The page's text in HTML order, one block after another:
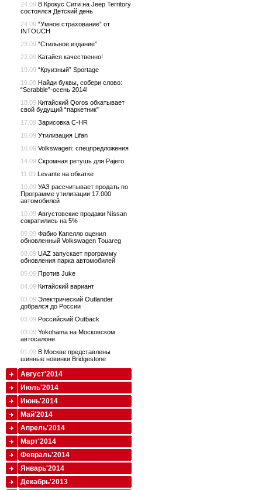
24.09 В Крокус Сити на Jeep Territory
состоялся Детский день
24.09 “Умное страхование” от
INTOUCH
23.09 “Стильное издание”
22.09 Катайся качественно!
19.09 “Круизный” Sportage
19.09 Найди буквы, собери слово:
“Scrabble”-осень 2014!
18.09 Китайский Qoros обкатывает
свой будущий “паркетник”
17.09 Зарисовка C-HR
16.09 Утилизация Lifan
16.09 Volkswagen: спецпредложения
14.09 Скромная ретушь для Pajero
11.09 Levante на обкатке
10.09 УАЗ рассчитывает продать по
Программе утилизации 17.000
автомобилей
10.09 Августовские продажи Nissan
сократились на 5%
09.09 Фабио Капелло оценил
обновленный Volkswagen Touareg
08.09 UAZ запускает программу
обновления парка автомобилей
05.09 Против Juke
04.09 Китайский вариант
03.09 Электрический Outlander
добрался до России
03.09 Российский Outback
03.09 Yokohama на Московском
автосалоне
01.09 В Москве представлены
шинные новинки Bridgestone
Август'2014
Июль'2014
Июнь'2014
Май'2014
Апрель'2014
Март'2014
Февраль'2014
Январь'2014
Декабрь'2013